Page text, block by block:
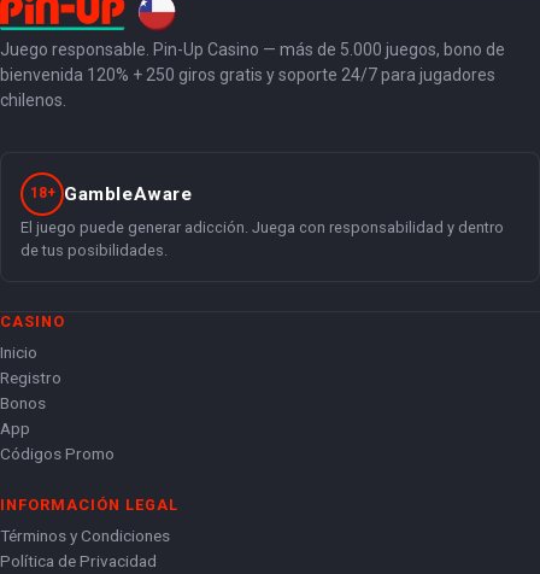
Juego responsable. Pin-Up Casino — más de 5.000 juegos, bono de
bienvenida 120% + 250 giros gratis y soporte 24/7 para jugadores
chilenos.
18+ GambleAware
El juego puede generar adicción. Juega con responsabilidad y dentro
de tus posibilidades.
CASINO
Inicio
Registro
Bonos
App
Códigos Promo
INFORMACIÓN LEGAL
Términos y Condiciones
Política de Privacidad